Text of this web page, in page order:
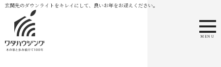
玄関先のダウンライトをキレイにして、良いお年をお迎えください。
MENU